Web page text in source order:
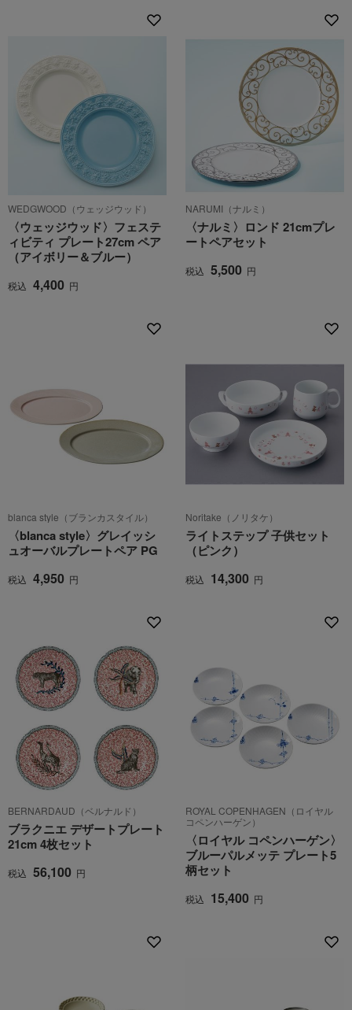
WEDGWOOD（ウェッジウッド）
〈ウェッジウッド〉フェステ
ィビティ プレート27cm ペア
（アイボリー＆ブルー）
税込 4,400 円
NARUMI（ナルミ）
〈ナルミ〉ロンド 21cmプレ
ートペアセット
税込 5,500 円
blanca style（ブランカスタイル）
〈blanca style〉グレイッシ
ュオーバルプレートペア PG
税込 4,950 円
Noritake（ノリタケ）
ライトステップ 子供セット
（ピンク）
税込 14,300 円
BERNARDAUD（ベルナルド）
ブラクニエ デザートプレート
21cm 4枚セット
税込 56,100 円
ROYAL COPENHAGEN（ロイヤル
コペンハーゲン）
〈ロイヤル コペンハーゲン〉
ブルーパルメッテ プレート5
柄セット
税込 15,400 円